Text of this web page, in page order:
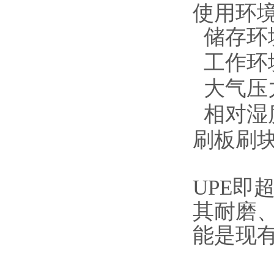
使用环
储存
工作
大气压
相对湿
刷板刷
UPE即
其耐磨
能是现